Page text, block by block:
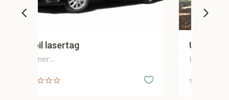
Utendørs Lasertag